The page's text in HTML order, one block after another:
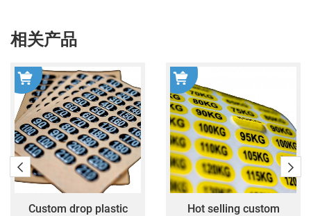
相关产品
Hot selling custom
Customizing